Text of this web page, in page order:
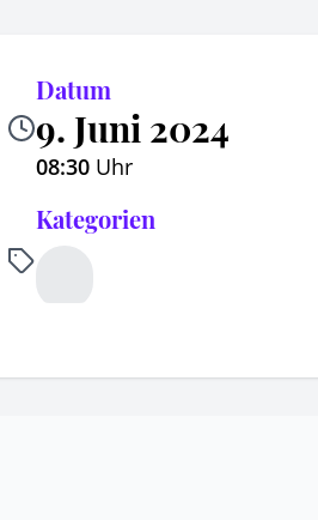
Datum
9. Juni 2024
08:30 Uhr
Kategorien